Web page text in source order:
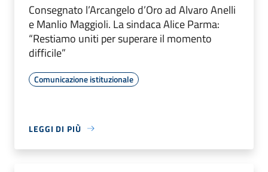
Consegnato l’Arcangelo d’Oro ad Alvaro Anelli
e Manlio Maggioli. La sindaca Alice Parma:
“Restiamo uniti per superare il momento
difficile”
Comunicazione istituzionale
LEGGI DI PIÙ